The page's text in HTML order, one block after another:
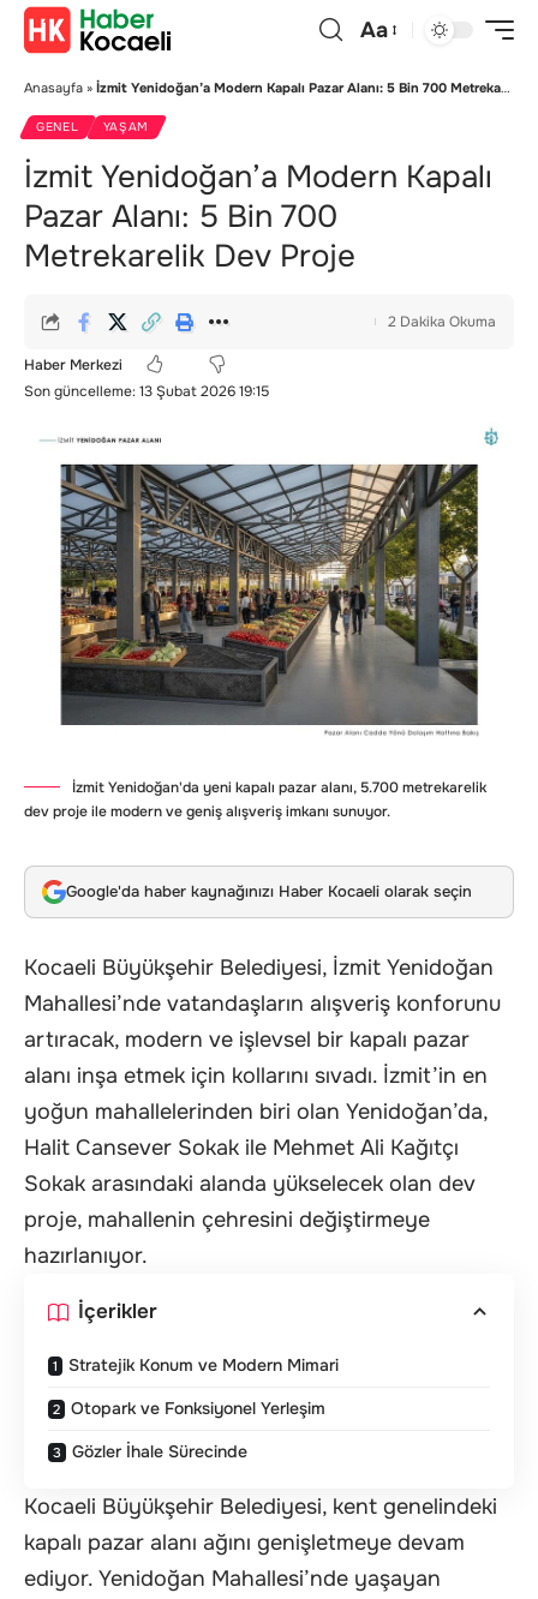
Aa
Anasayfa » İzmit Yenidoğan’a Modern Kapalı Pazar Alanı: 5 Bin 700 Metrekarelik Dev Proje
GENEL YAŞAM
İzmit Yenidoğan’a Modern Kapalı
Pazar Alanı: 5 Bin 700
Metrekarelik Dev Proje
Son güncelleme: 13 Şubat 2026 19:15
Haber Merkezi
2 Dakika Okuma
İzmit Yenidoğan'da yeni kapalı pazar alanı, 5.700 metrekarelik
dev proje ile modern ve geniş alışveriş imkanı sunuyor.
Google'da haber kaynağınızı Haber Kocaeli olarak seçin
Kocaeli Büyükşehir Belediyesi, İzmit Yenidoğan
Mahallesi’nde vatandaşların alışveriş konforunu
artıracak, modern ve işlevsel bir kapalı pazar
alanı inşa etmek için kollarını sıvadı. İzmit’in en
yoğun mahallelerinden biri olan Yenidoğan’da,
Halit Cansever Sokak ile Mehmet Ali Kağıtçı
Sokak arasındaki alanda yükselecek olan dev
proje, mahallenin çehresini değiştirmeye
hazırlanıyor.
İçerikler
Stratejik Konum ve Modern Mimari
Otopark ve Fonksiyonel Yerleşim
Gözler İhale Sürecinde
Kocaeli Büyükşehir Belediyesi, kent genelindeki
kapalı pazar alanı ağını genişletmeye devam
ediyor. Yenidoğan Mahallesi’nde yaşayan